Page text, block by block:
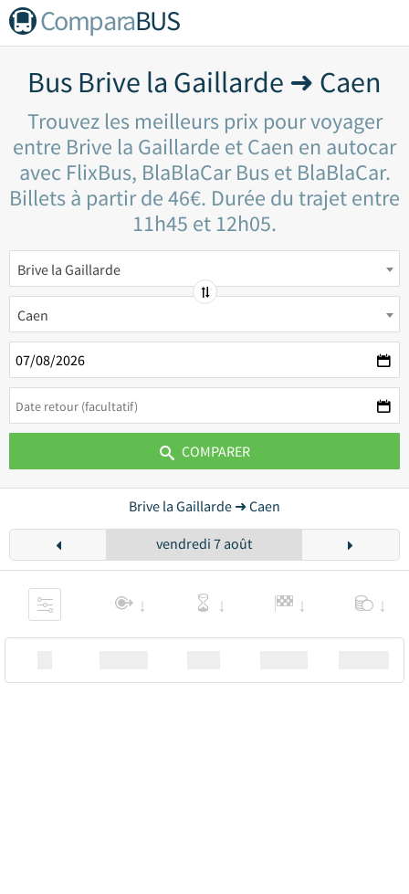
ComparaBUS
Bus Brive la Gaillarde ➜ Caen
Trouvez les meilleurs prix pour voyager
entre Brive la Gaillarde et Caen en autocar
avec FlixBus, BlaBlaCar Bus et BlaBlaCar.
Billets à partir de 46€. Durée du trajet entre
11h45 et 12h05.
Brive la Gaillarde
Caen
COMPARER
Brive la Gaillarde ➜ Caen
vendredi 7 août